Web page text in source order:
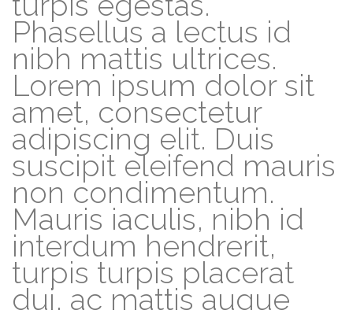
Phasellus a lectus id
nibh mattis ultrices.
Lorem ipsum dolor sit
amet, consectetur
adipiscing elit. Duis
suscipit eleifend mauris
non condimentum.
Mauris iaculis, nibh id
interdum hendrerit,
turpis turpis placerat
dui, ac mattis augue